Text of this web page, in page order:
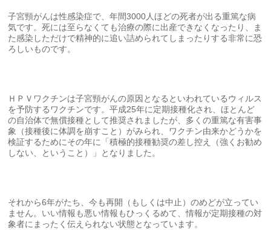
子宮頸がんは性感染症で、年間3000人ほどの死者が出る重篤な病
気です。死には至らなくても治療の際に出産できなくなったり、ま
た感染しただけで精神的に追い詰められてしまったりする非常に恐
ろしいものです。
ＨＰＶワクチンは子宮頸がんの原因となるといわれているウィルス
を予防するワクチンです。平成25年に定期接種化され、ほとんど
の自治体で無償接種として推奨されましたが、多くの重篤な有害事
象（接種後に体調を崩すこと）がみられ、ワクチン由来かどうかを
検証するためにその年に「積極的接種勧奨の差し控え（強くお勧め
しない、ということ）」となりました。
それから6年がたち、今も再開（もしくは中止）のめどが立ってい
ません。いい情報も悪い情報もひっくるめて、情報が定期接種の対
象者にまったく伝えられない状態となっています。